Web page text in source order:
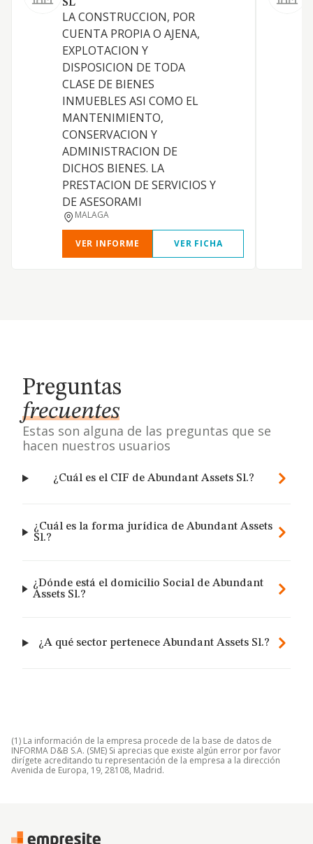
SL
LA CONSTRUCCION, POR
CUENTA PROPIA O AJENA,
EXPLOTACION Y
DISPOSICION DE TODA
CLASE DE BIENES
INMUEBLES ASI COMO EL
MANTENIMIENTO,
CONSERVACION Y
ADMINISTRACION DE
DICHOS BIENES. LA
PRESTACION DE SERVICIOS Y
DE ASESORAMI
MALAGA
VER INFORME VER FICHA
Preguntas
frecuentes
Estas son alguna de las preguntas que se
hacen nuestros usuarios
¿Cuál es el CIF de Abundant Assets Sl.?
¿Cuál es la forma jurídica de Abundant Assets
Sl.?
¿Dónde está el domicilio Social de Abundant
Assets Sl.?
¿A qué sector pertenece Abundant Assets Sl.?
(1) La información de la empresa procede de la base de datos de
INFORMA D&B S.A. (SME) Si aprecias que existe algún error por favor
dirígete acreditando tu representación de la empresa a la dirección
Avenida de Europa, 19, 28108, Madrid.